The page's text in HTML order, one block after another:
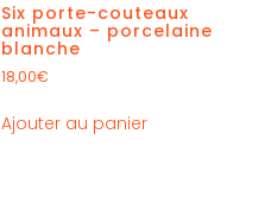
Six porte-couteaux
animaux – porcelaine
blanche
18,00€
Ajouter au panier